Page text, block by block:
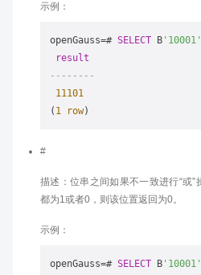
示例：
openGauss=# SELECT B '10001'
result
--------
11101
( 1 row
#
描述：位串之间如果不一致进行“或
都为1或者0，则该位置返回为0。
示例：
openGauss=# SELECT B '10001'